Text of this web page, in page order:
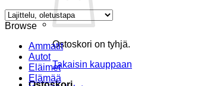
Ostoskori on tyhjä.
Takaisin kauppaan
Browse
Ammatit
Autot
Eläimet
Elämää